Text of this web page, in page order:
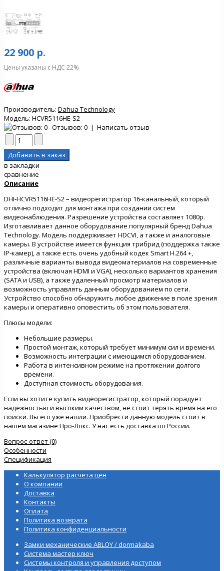
22 900 р.
Цены указаны с НДС 22%
Производитель: Dahua Technology
Модель: HCVR5116HE-S2
Отзывов: 0 | Написать отзыв
в закладки
сравнение
Описание
DHI-HCVR5116HE-S2 – видеорегистратор 16-канальный, который
отлично подходит для монтажа при создании систем
видеонаблюдения. Разрешение устройства составляет 1080p.
Изготавливает данное оборудование популярный бренд Dahua
Technology. Модель поддерживает HDCVI, а также и аналоговые
камеры. В устройстве имеется функция трибрид (поддержка также
IP-камер), а также есть очень удобный кодек Smart H.264 +,
различные варианты вывода видеоматериалов на современные
устройства (включая HDMI и VGA), несколько вариантов хранения
(SATA и USB), а также удаленный просмотр материалов и
возможность управлять данным оборудованием по сети.
Устройство способно обнаружить любое движение в поле зрения
камеры и оперативно оповестить об этом пользователя.
Плюсы модели:
Небольшие размеры.
Простой монтаж, который требует минимум сил и времени.
Возможность интеграции с имеющимся оборудованием.
Работа в интенсивном режиме на протяжении долгого
времени.
Доступная стоимость оборудования.
Если вы хотите купить видеорегистратор, который порадует
надежностью и высоким качеством, не стоит терять время на его
поиски. Вы его уже нашли. Приобрести данную модель стоит в
нашем магазине Про-Локс. У нас есть доставка по России.
Вопрос-ответ (0)
Особенности
Спецификация
Калькулятор расчета цен
О компании
Доставка
Контакты
Оплата
Политика возврата
Политика конфиденциальности
Замки механические ABLOY / dormakaba
Система мастер ключ
Системы контроля и управления доступом